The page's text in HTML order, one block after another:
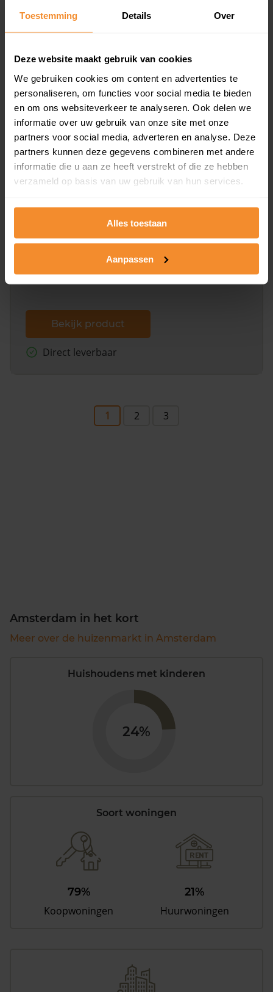
Toestemming Details Over
Deze website maakt gebruik van cookies
We gebruiken cookies om content en advertenties te
personaliseren, om functies voor social media te bieden
en om ons websiteverkeer te analyseren. Ook delen we
informatie over uw gebruik van onze site met onze
partners voor social media, adverteren en analyse. Deze
partners kunnen deze gegevens combineren met andere
informatie die u aan ze heeft verstrekt of die ze hebben
verzameld op basis van uw gebruik van hun services.
Alles toestaan
Aanpassen
Een overzicht van alle verkochte woningen (koopsom
en koopdatum) binnen een postcodegebied. Dit
Bekijk product
Direct leverbaar
Een uitgebreid overzicht van het perceel en
dit inclusief de luchtfoto!
Bekijk product
Direct leverbaar
1 2 3
Amsterdam in het kort
Meer over de huizenmarkt in Amsterdam
Huishoudens met kinderen
24%
Soort woningen
79%
Koopwoningen
21%
Huurwoningen